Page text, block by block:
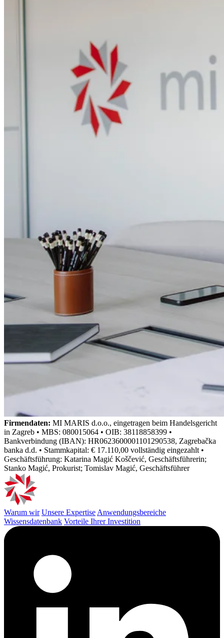
Firmendaten: MI MARIS d.o.o., eingetragen beim Handelsgericht
in Zagreb • MBS: 080015064 • OIB: 38118858399 •
Bankverbindung (IBAN): HR0623600001101290538, Zagrebačka
banka d.d. • Stammkapital: € 17.110,00 vollständig eingezahlt •
Geschäftsführung: Katarina Magić Koščević, Geschäftsführerin;
Stanko Magić, Prokurist; Tomislav Magić, Geschäftsführer
Warum wir Unsere Expertise Anwendungsbereiche
Wissensdatenbank Vorteile Ihrer Investition